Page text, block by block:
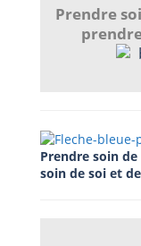
Prendre
Prendre soin
soin de soi et